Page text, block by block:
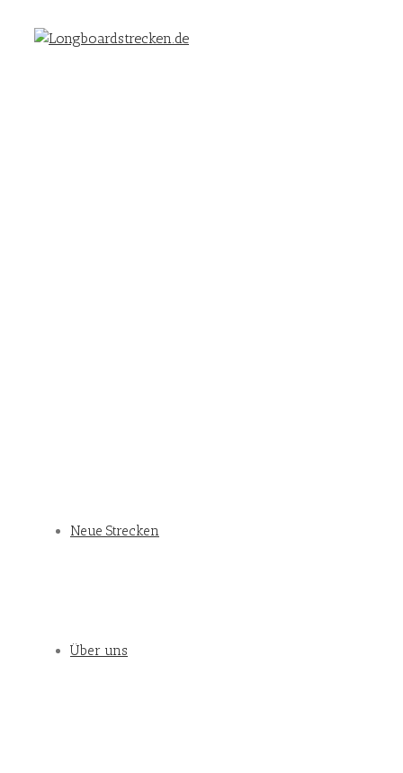
Neue Strecken
Über uns